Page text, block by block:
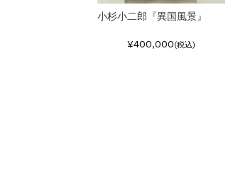
小杉小二郎『異国風景』
¥400,000(税込)